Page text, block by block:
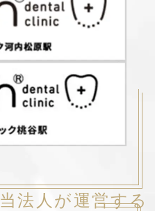
当法人が運営する